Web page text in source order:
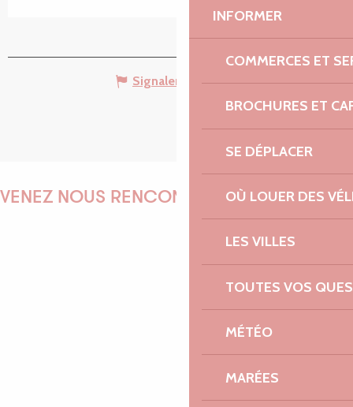
INFORMER
COMMERCES ET
BROCHURES ET
SE DÉPLACER
OÙ LOUER DES
LES VILLES
TOUTES VOS
MÉTÉO
MARÉES
Signaler une erreur
VENEZ NOUS RENCONTRER !
MARINE